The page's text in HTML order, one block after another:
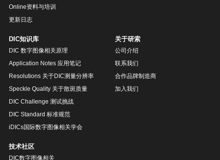
Online资料与培训
更新日志
DIC知识库
DIC 数字图像相关原理
Application Notes 应用笔记
Resolutions 关于DIC测量分辨率
Speckle Quality 关于散斑质量
DIC Challenge 测试挑战
DIC Standard 标准规范
iDICs国际数字图像相关学会
关于研索
公司介绍
联系我们
合作品牌制造商
加入我们
技术社区
DIC数字图像相关